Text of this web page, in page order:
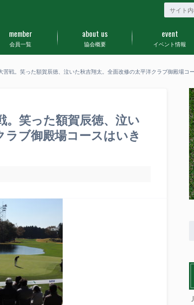
会員一覧
member
協会概要
about us
イベント情報
event
苦戦。笑った額賀辰徳、泣いた秋吉翔太。全面改修の太平洋クラブ御殿場コ
。笑った額賀辰徳、泣い
ラブ御殿場コースはいき